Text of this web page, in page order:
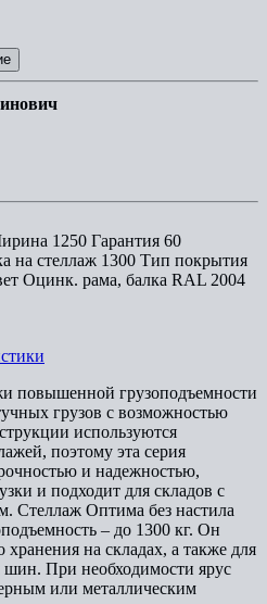
1250 Гарантия 60
на стеллаж 1300 Тип покрытия
Оцинк. рама, балка RAL 2004
повышенной грузоподъемности
грузов с возможностью
используются
поэтому эта серия
и надежностью,
и подходит для складов с
Стеллаж Оптима без настила
– до 1300 кг. Он
хранения на складах, а также для
При необходимости ярус
или металлическим